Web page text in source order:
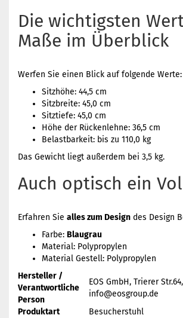
Die wichtigsten
Maße im Überblick
Werfen Sie einen Blick auf folgende Werte:
Sitzhöhe: 44,5 cm
Sitzbreite: 45,0 cm
Sitztiefe: 45,0 cm
Höhe der Rückenlehne: 36,5 cm
Belastbarkeit: bis zu 110,0 kg
Das Gewicht liegt außerdem bei 3,5 kg.
Auch optisch ein
Erfahren Sie alles zum Design des Design
Farbe: Blaugrau
Material: Polypropylen
Material Gestell: Polypropylen
Hersteller /
Verantwortliche
Person
EOS GmbH, Trierer
info@eosgroup.de
Produktart
Besucherstuhl